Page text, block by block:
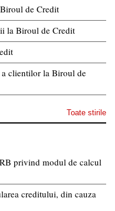
de Credit
la Biroul de Credit
a clientilor la Biroul de
Toate stirile
privind modul de calcul
creditului, din cauza